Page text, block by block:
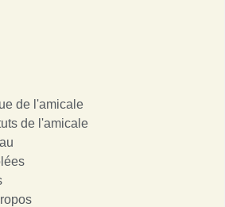
de l'amicale
de l'amicale